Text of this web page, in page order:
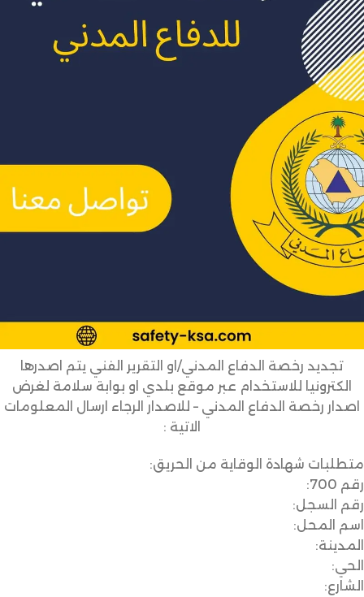
تجديد رخصة الدفاع المدني/او التقرير الفني يتم اصدرها
الكترونيا للاستخدام عبر موقع بلدي او بوابة سلامة لغرض
اصدار رخصة الدفاع المدني – للاصدار الرجاء ارسال المعلومات
الاتية :
متطلبات شهادة الوقاية من الحريق:
رقم 700:
رقم السجل:
اسم المحل:
المدينة:
الحي:
الشارع: